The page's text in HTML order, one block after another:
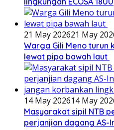
21 May 202621 May
Warga Gili Meno turun
lewat pipa bawah laut
14 May 202614 May
Masyarakat sipil NTB
perjanjian dagang AS-